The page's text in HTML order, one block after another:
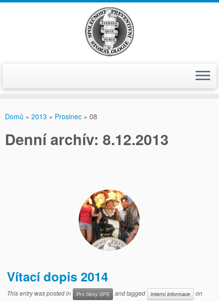
Domů » 2013 » Prosinec » 08
Denní­ archí­v: 8.12.2013
Vítací dopis 2014
This entry was posted in Pro členy SPS and tagged Interní informace
on